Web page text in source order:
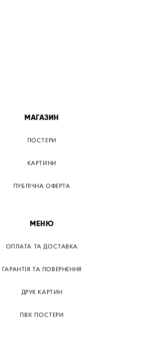
МАГАЗИН
ПОСТЕРИ
КАРТИНИ
ПУБЛІЧНА ОФЕРТА
МЕНЮ
ОПЛАТА ТА ДОСТАВКА
ГАРАНТІЯ ТА ПОВЕРНЕННЯ
ДРУК КАРТИН
ПВХ ПОСТЕРИ